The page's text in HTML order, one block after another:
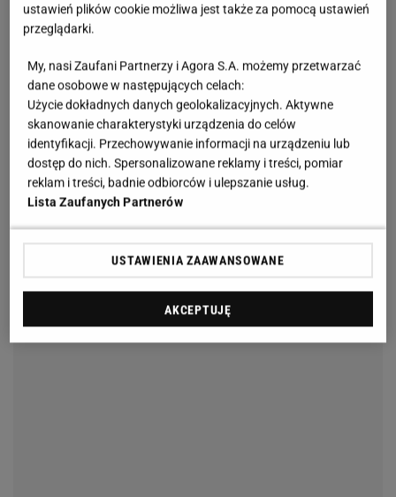
ustawień plików cookie możliwa jest także za pomocą ustawień
przeglądarki.
My, nasi Zaufani Partnerzy i Agora S.A. możemy przetwarzać
dane osobowe w następujących celach:
Użycie dokładnych danych geolokalizacyjnych. Aktywne
skanowanie charakterystyki urządzenia do celów
identyfikacji. Przechowywanie informacji na urządzeniu lub
dostęp do nich. Spersonalizowane reklamy i treści, pomiar
reklam i treści, badnie odbiorców i ulepszanie usług.
Lista Zaufanych Partnerów
USTAWIENIA ZAAWANSOWANE
AKCEPTUJĘ